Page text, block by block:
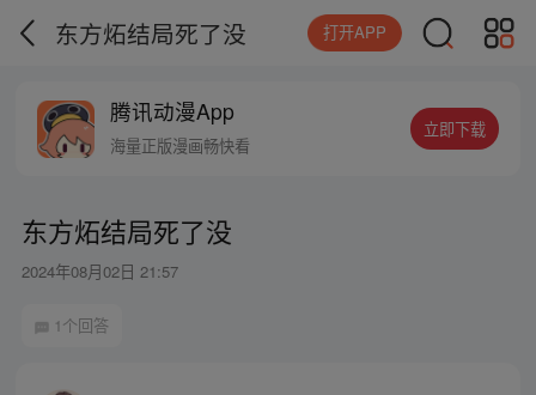
东方炻结局死了没 打开APP
腾讯动漫App
海量正版漫画畅快看
立即下载
东方炻结局死了没
2024年08月02日 21:57
1个回答